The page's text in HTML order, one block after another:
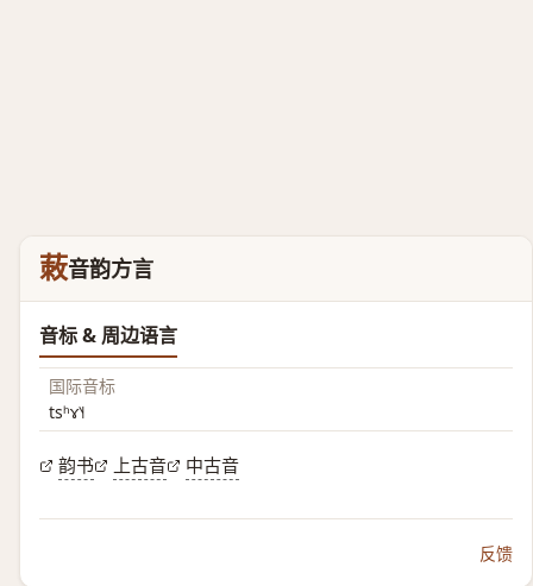
蓛音韵方言
音标 & 周边语言
国际音标
tsʰɤ˥˧
韵书 上古音 中古音
反馈